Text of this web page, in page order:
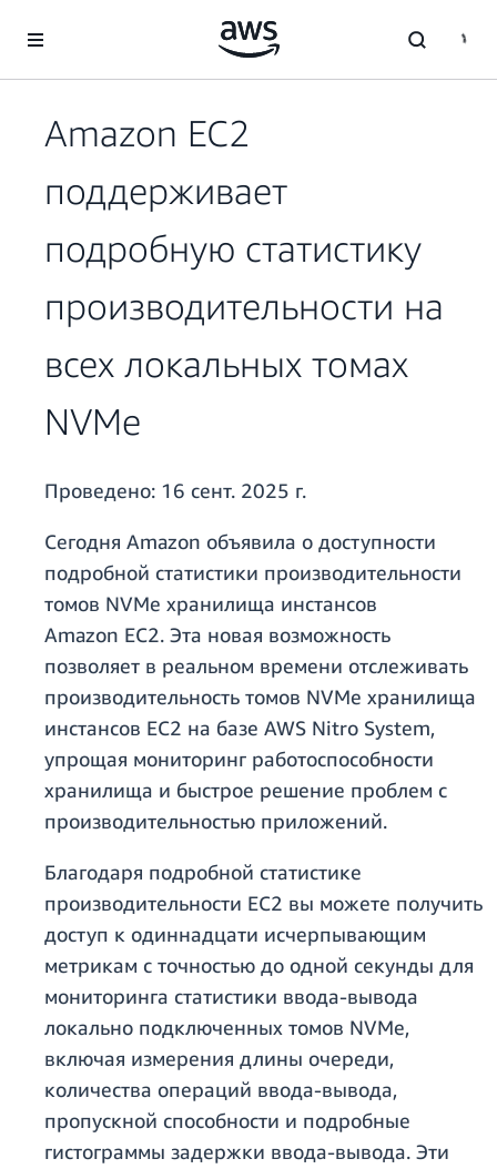
Перейти к главному контенту
Amazon EC2
поддерживает
подробную статистику
производительности на
всех локальных томах
NVMe
Проведено: 16 сент. 2025 г.
Сегодня Amazon объявила о доступности
подробной статистики производительности
томов NVMe хранилища инстансов
Amazon EC2. Эта новая возможность
позволяет в реальном времени отслеживать
производительность томов NVMe хранилища
инстансов EC2 на базе AWS Nitro System,
упрощая мониторинг работоспособности
хранилища и быстрое решение проблем с
производительностью приложений.
Благодаря подробной статистике
производительности EC2 вы можете получить
доступ к одиннадцати исчерпывающим
метрикам с точностью до одной секунды для
мониторинга статистики ввода-вывода
локально подключенных томов NVMe,
включая измерения длины очереди,
количества операций ввода-вывода,
пропускной способности и подробные
гистограммы задержки ввода-вывода. Эти